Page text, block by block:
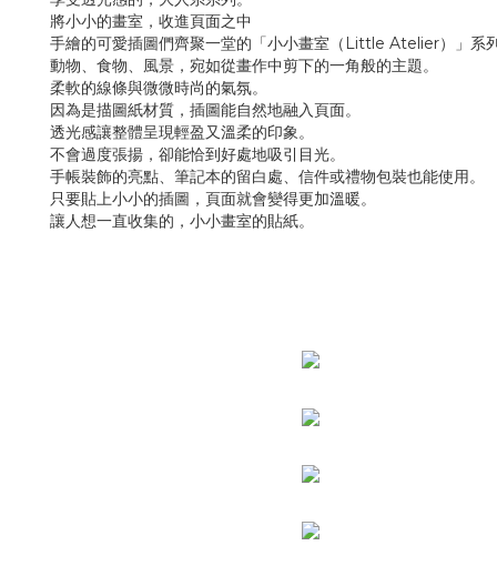
將小小的畫室，收進頁面之中
手繪的可愛插圖們齊聚一堂的「小小畫室（Little Atelier）」系
動物、食物、風景，宛如從畫作中剪下的一角般的主題。
柔軟的線條與微微時尚的氣氛。
因為是描圖紙材質，插圖能自然地融入頁面。
透光感讓整體呈現輕盈又溫柔的印象。
不會過度張揚，卻能恰到好處地吸引目光。
手帳裝飾的亮點、筆記本的留白處、信件或禮物包裝也能使用。
只要貼上小小的插圖，頁面就會變得更加溫暖。
讓人想一直收集的，小小畫室的貼紙。